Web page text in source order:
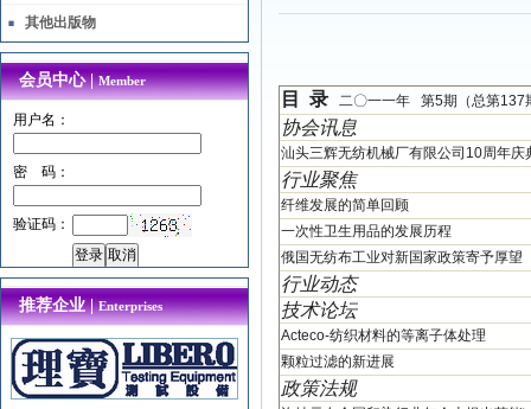
目 录 二〇一一年 第5期（总第137
协会讯息
汕头三辉无纺机械厂有限公司 10周年庆
行业聚焦
纤维发展的简单回顾
一次性卫生用品的发展历程
俄国无纺布工业对新国家政策寄予厚望
行业动态
技术论坛
Acteco-纺织材料的等离子体处理
颗粒过滤的新进展
政策法规
其他出版物
会员中心 |Member
用户名：
密 码：
验证码：
推荐企业 |Enterprises